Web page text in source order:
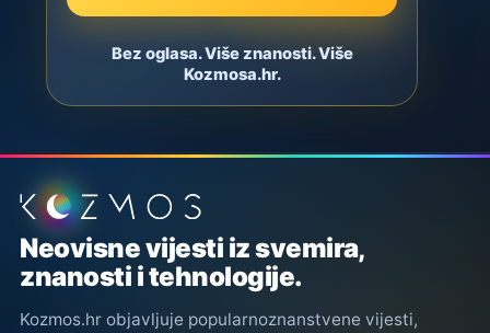
Bez oglasa. Više znanosti. Više
Kozmosa.hr.
Podnožje stranice
Neovisne vijesti iz svemira,
znanosti i tehnologije.
Kozmos.hr objavljuje popularnoznanstvene vijesti,